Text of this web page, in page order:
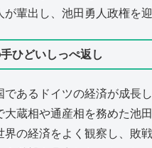
が輩出し、池田勇人政権を迎
ひどいしっぺ返し
であるドイツの経済が成長
蔵相や通産相を務めた池田
界の経済をよく観察し、敗